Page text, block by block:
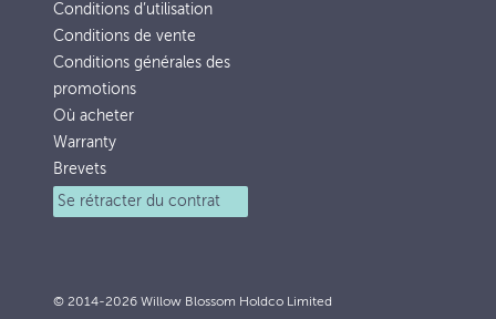
Conditions d’utilisation
Conditions de vente
Conditions générales des
promotions
Où acheter
Warranty
Brevets
Se rétracter du contrat
© 2014-2026 Willow Blossom Holdco Limited